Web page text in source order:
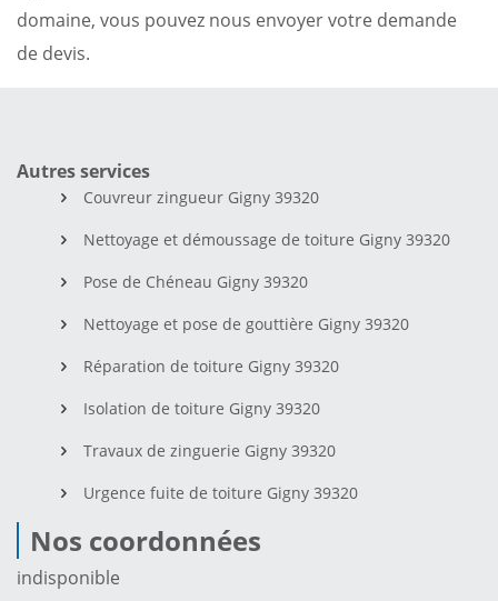
domaine, vous pouvez nous envoyer votre demande
de devis.
Autres services
Couvreur zingueur Gigny 39320
Nettoyage et démoussage de toiture Gigny 39320
Pose de Chéneau Gigny 39320
Nettoyage et pose de gouttière Gigny 39320
Réparation de toiture Gigny 39320
Isolation de toiture Gigny 39320
Travaux de zinguerie Gigny 39320
Urgence fuite de toiture Gigny 39320
Nos coordonnées
indisponible